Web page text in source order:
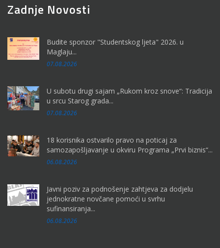
Zadnje Novosti
Budite sponzor "Studentskog ljeta" 2026. u
Maglaju...
07.08.2026
U subotu drugi sajam „Rukom kroz snove“: Tradicija
u srcu Starog grada...
07.08.2026
18 korisnika ostvarilo pravo na poticaj za
samozapošljavanje u okviru Programa „Prvi biznis“...
06.08.2026
Javni poziv za podnošenje zahtjeva za dodjelu
jednokratne novčane pomoći u svrhu
sufinansiranja...
06.08.2026